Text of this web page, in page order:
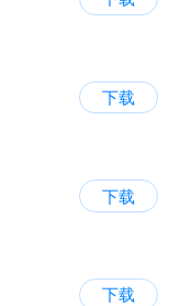
下载
下载
下载